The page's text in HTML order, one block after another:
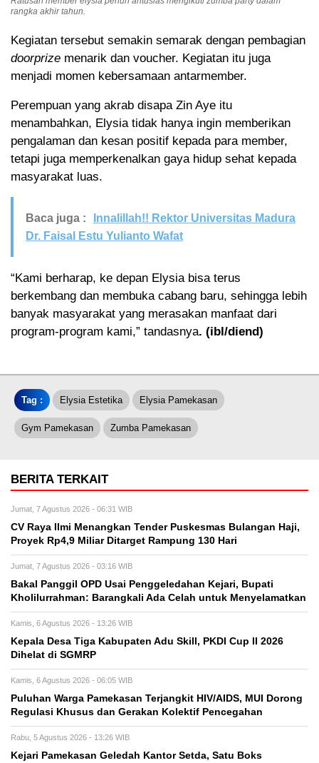
rangka akhir tahun.
Kegiatan tersebut semakin semarak dengan pembagian
doorprize menarik dan voucher. Kegiatan itu juga
menjadi momen kebersamaan antarmember.
Perempuan yang akrab disapa Zin Aye itu
menambahkan, Elysia tidak hanya ingin memberikan
pengalaman dan kesan positif kepada para member,
tetapi juga memperkenalkan gaya hidup sehat kepada
masyarakat luas.
Baca juga :
Innalillah!! Rektor Universitas Madura
Dr. Faisal Estu Yulianto Wafat
“Kami berharap, ke depan Elysia bisa terus
berkembang dan membuka cabang baru, sehingga lebih
banyak masyarakat yang merasakan manfaat dari
program-program kami,” tandasnya. (ibl/diend)
Tag : Elysia Estetika Elysia Pamekasan
Gym Pamekasan Zumba Pamekasan
BERITA TERKAIT
Jumat, 7 Agustus 2026 - 06:31 WIB
CV Raya Ilmi Menangkan Tender Puskesmas Bulangan Haji,
Proyek Rp4,9 Miliar Ditarget Rampung 130 Hari
Jumat, 7 Agustus 2026 - 03:16 WIB
Bakal Panggil OPD Usai Penggeledahan Kejari, Bupati
Kholilurrahman: Barangkali Ada Celah untuk Menyelamatkan
Kamis, 6 Agustus 2026 - 13:26 WIB
Kepala Desa Tiga Kabupaten Adu Skill, PKDI Cup II 2026
Dihelat di SGMRP
Kamis, 6 Agustus 2026 - 06:05 WIB
Puluhan Warga Pamekasan Terjangkit HIV/AIDS, MUI Dorong
Regulasi Khusus dan Gerakan Kolektif Pencegahan
Rabu, 5 Agustus 2026 - 13:26 WIB
Kejari Pamekasan Geledah Kantor Setda, Satu Boks